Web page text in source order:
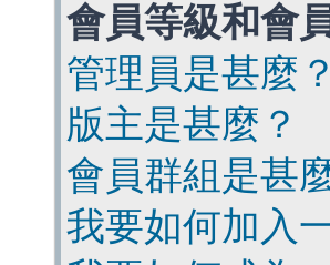
會員等級和會
管理員是甚麼？
版主是甚麼？
會員群組是甚
我要如何加入